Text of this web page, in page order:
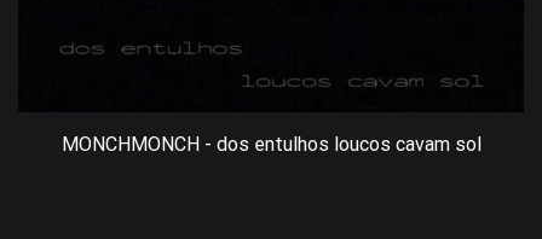
MONCHMONCH - dos entulhos loucos cavam sol